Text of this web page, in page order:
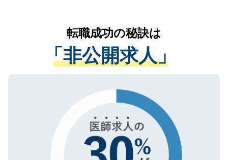
は、個人情報の取り扱いについての厳密な
管理基準を満たした事業者のみに付与され
る、プライバシーマークを取得済みです。
で、機密保持に関してもご安心ください。
かがいして、現在の医療機関の状況や紹介
経験をまじえながら、適切なアドバイスを
させていただきます。すぐにご転職をされ
ない方には、長期的なサポートが可能です
ので、まずはご登録ください。
転職成功の秘訣は
「非公開求人」